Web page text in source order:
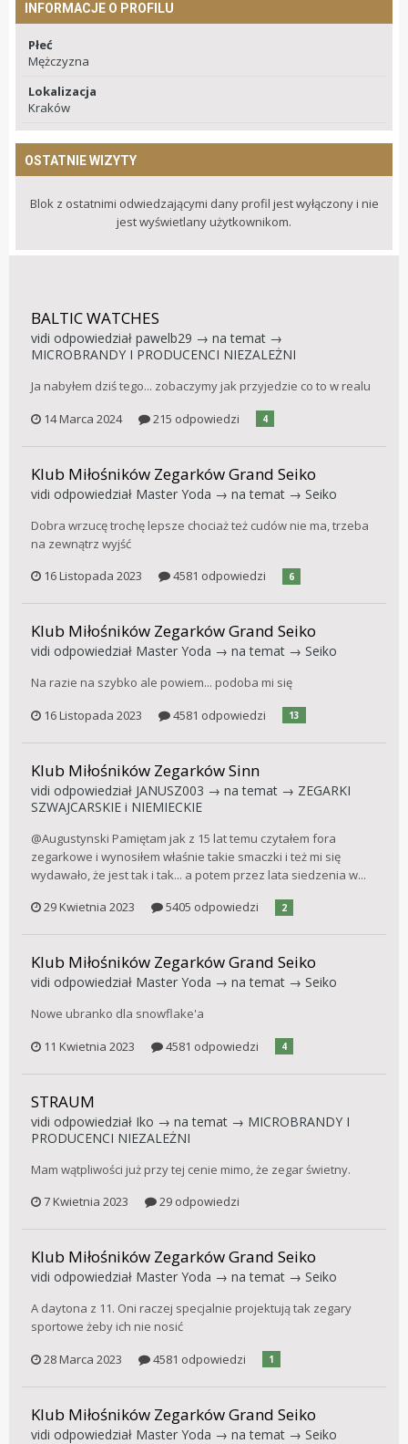
INFORMACJE O PROFILU
Płeć
Mężczyzna
Lokalizacja
Kraków
OSTATNIE WIZYTY
Blok z ostatnimi odwiedzającymi dany profil jest wyłączony i nie
jest wyświetlany użytkownikom.
BALTIC WATCHES
vidi odpowiedział pawelb29 → na temat →
MICROBRANDY I PRODUCENCI NIEZALEŻNI
Ja nabyłem dziś tego... zobaczymy jak przyjedzie co to w realu
14 Marca 2024
215 odpowiedzi 4
Klub Miłośników Zegarków Grand Seiko
vidi odpowiedział Master Yoda → na temat → Seiko
Dobra wrzucę trochę lepsze chociaż też cudów nie ma, trzeba
na zewnątrz wyjść
16 Listopada 2023
4581 odpowiedzi 6
Klub Miłośników Zegarków Grand Seiko
vidi odpowiedział Master Yoda → na temat → Seiko
Na razie na szybko ale powiem... podoba mi się
16 Listopada 2023
4581 odpowiedzi 13
Klub Miłośników Zegarków Sinn
vidi odpowiedział JANUSZ003 → na temat → ZEGARKI
SZWAJCARSKIE i NIEMIECKIE
@Augustynski Pamiętam jak z 15 lat temu czytałem fora
zegarkowe i wynosiłem właśnie takie smaczki i też mi się
wydawało, że jest tak i tak... a potem przez lata siedzenia w...
29 Kwietnia 2023
5405 odpowiedzi 2
Klub Miłośników Zegarków Grand Seiko
vidi odpowiedział Master Yoda → na temat → Seiko
Nowe ubranko dla snowflake'a
11 Kwietnia 2023
4581 odpowiedzi 4
STRAUM
vidi odpowiedział Iko → na temat → MICROBRANDY I
PRODUCENCI NIEZALEŻNI
Mam wątpliwości już przy tej cenie mimo, że zegar świetny.
7 Kwietnia 2023
29 odpowiedzi
Klub Miłośników Zegarków Grand Seiko
vidi odpowiedział Master Yoda → na temat → Seiko
A daytona z 11. Oni raczej specjalnie projektują tak zegary
sportowe żeby ich nie nosić
28 Marca 2023
4581 odpowiedzi 1
Klub Miłośników Zegarków Grand Seiko
vidi odpowiedział Master Yoda → na temat → Seiko